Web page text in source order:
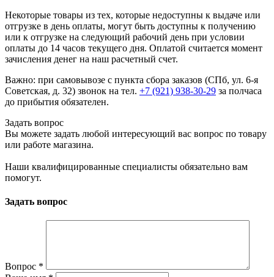
Некоторые товары из тех, которые недоступны к выдаче или
отгрузке в день оплаты, могут быть доступны к получению
или к отгрузке на следующий рабочий день при условии
оплаты до 14 часов текущего дня. Оплатой считается момент
зачисления денег на наш расчетный счет.
Важно: при самовывозе с пункта сборa заказов (СПб, ул. 6-я
Советская, д. 32) звонок на тел. +7 (921) 938-30-29 за полчаса
до прибытия обязателен.
Задать вопрос
Вы можете задать любой интересующий вас вопрос по товару
или работе магазина.
Наши квалифицированные специалисты обязательно вам
помогут.
Задать вопрос
Вопрос *